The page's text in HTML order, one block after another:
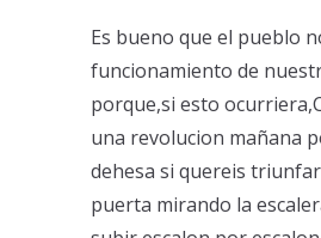
Es bueno que el pueblo
funcionamiento de
porque,si esto
una revolucion mañana
dehesa si quereis
puerta mirando la